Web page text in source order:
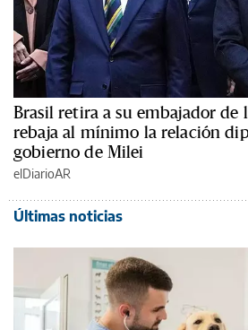
Brasil retira a su embajador de
rebaja al mínimo la relación
gobierno de Milei
elDiarioAR
Últimas noticias